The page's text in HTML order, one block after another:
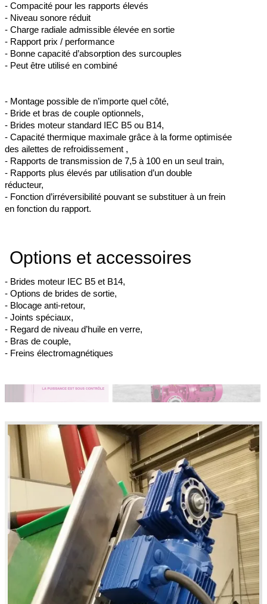
- Compacité pour les rapports élevés
- Niveau sonore réduit
- Charge radiale admissible élevée en sortie
- Rapport prix / performance
- Bonne capacité d’absorption des surcouples
- Peut être utilisé en combiné
- Montage possible de n’importe quel côté,
- Bride et bras de couple optionnels,
- Brides moteur standard IEC B5 ou B14,
- Capacité thermique maximale grâce à la forme optimisée
des ailettes de refroidissement ,
- Rapports de transmission de 7,5 à 100 en un seul train,
- Rapports plus élevés par utilisation d’un double
réducteur,
- Fonction d’irréversibilité pouvant se substituer à un frein
en fonction du rapport.
Options et accessoires
- Brides moteur IEC B5 et B14,
- Options de brides de sortie,
- Blocage anti-retour,
- Joints spéciaux,
- Regard de niveau d’huile en verre,
- Bras de couple,
- Freins électromagnétiques